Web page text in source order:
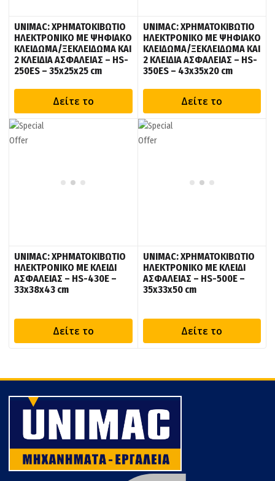
UNIMAC: ΧΡΗΜΑΤΟΚΙΒΩΤΙΟ
ΗΛΕΚΤΡΟΝΙΚΟ ΜΕ ΨΗΦΙΑΚΟ
ΚΛΕΙΔΩΜΑ/ΞΕΚΛΕΙΔΩΜΑ ΚΑΙ
2 ΚΛΕΙΔΙΑ ΑΣΦΑΛΕΙΑΣ – HS-
250ES – 35x25x25 cm
Δείτε το
UNIMAC: ΧΡΗΜΑΤΟΚΙΒΩΤΙΟ
ΗΛΕΚΤΡΟΝΙΚΟ ΜΕ ΨΗΦΙΑΚΟ
ΚΛΕΙΔΩΜΑ/ΞΕΚΛΕΙΔΩΜΑ ΚΑΙ
2 ΚΛΕΙΔΙΑ ΑΣΦΑΛΕΙΑΣ – HS-
350ES – 43x35x20 cm
Δείτε το
UNIMAC: ΧΡΗΜΑΤΟΚΙΒΩΤΙΟ
ΗΛΕΚΤΡΟΝΙΚΟ ΜΕ ΚΛΕΙΔΙ
ΑΣΦΑΛΕΙΑΣ – HS-430E –
33x38x43 cm
Δείτε το
UNIMAC: ΧΡΗΜΑΤΟΚΙΒΩΤΙΟ
ΗΛΕΚΤΡΟΝΙΚΟ ΜΕ ΚΛΕΙΔΙ
ΑΣΦΑΛΕΙΑΣ – HS-500E –
35x33x50 cm
Δείτε το